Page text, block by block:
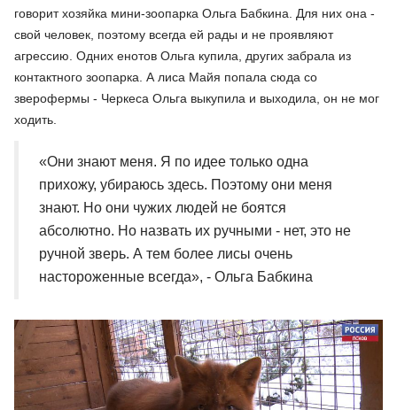
говорит хозяйка мини-зоопарка Ольга Бабкина. Для них она -
свой человек, поэтому всегда ей рады и не проявляют
агрессию. Одних енотов Ольга купила, других забрала из
контактного зоопарка. А лиса Майя попала сюда со
зверофермы - Черкеса Ольга выкупила и выходила, он не мог
ходить.
«Они знают меня. Я по идее только одна
прихожу, убираюсь здесь. Поэтому они меня
знают. Но они чужих людей не боятся
абсолютно. Но назвать их ручными - нет, это не
ручной зверь. А тем более лисы очень
настороженные всегда», - Ольга Бабкина